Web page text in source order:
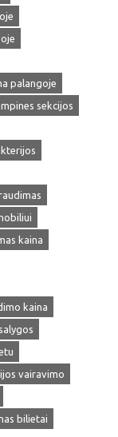
palangoje
sekcijos
kaina
kaina
vairavimo
bilietai